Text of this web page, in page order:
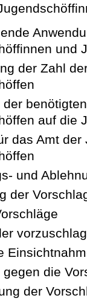
und
der Zahl
der
auf die
das Amt
und
der
gegen die
der